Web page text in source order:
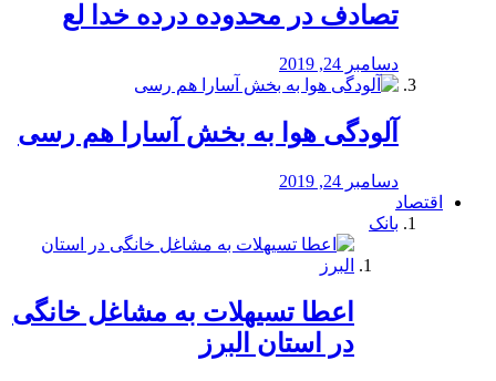
تصادف در محدوده درده خدا لع
دسامبر 24, 2019
آلودگی هوا به بخش آسارا هم رسی
دسامبر 24, 2019
اقتصاد
بانک
️اعطا تسیهلات به مشاغل خانگی
در استان البرز